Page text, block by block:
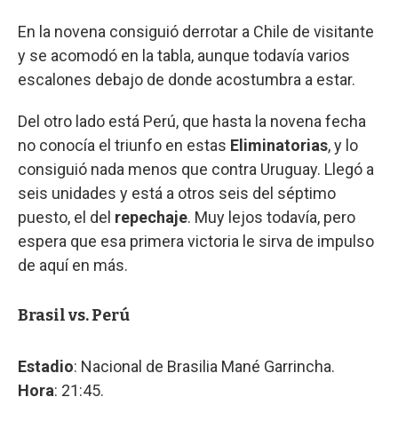
En la novena consiguió derrotar a Chile de visitante
y se acomodó en la tabla, aunque todavía varios
escalones debajo de donde acostumbra a estar.
Del otro lado está Perú, que hasta la novena fecha
no conocía el triunfo en estas Eliminatorias, y lo
consiguió nada menos que contra Uruguay. Llegó a
seis unidades y está a otros seis del séptimo
puesto, el del repechaje. Muy lejos todavía, pero
espera que esa primera victoria le sirva de impulso
de aquí en más.
Brasil vs. Perú
Estadio: Nacional de Brasilia Mané Garrincha.
Hora: 21:45.